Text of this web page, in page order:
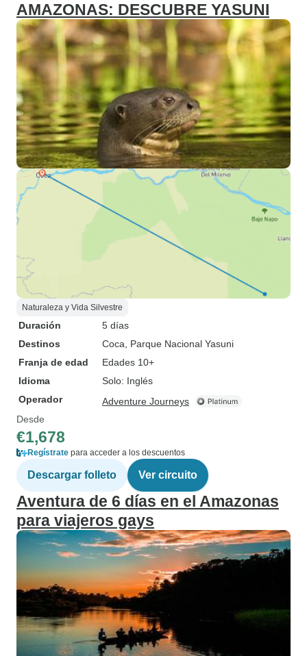
AMAZONAS: DESCUBRE YASUNI
Naturaleza y Vida Silvestre
Duración
5 días
Destinos
Coca , Parque Nacional Yasuni
Franja de edad
Edades 10+
Idioma
Solo: Inglés
Operador
Adventure Journeys
Desde
€1,678
Regístrate para acceder a los descuentos
Descargar folleto Ver circuito
Aventura de 6 días en el Amazonas
para viajeros gays